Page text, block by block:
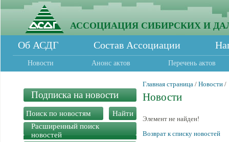
АССОЦИАЦИЯ СИБИРСКИХ И
Об АСДГ Состав Ассоциации
Новости Анонс актов Перечень актов
Подписка на новости
Расширенный поиск
новостей
Главная страница / Новости /
Новости
Элемент не найден!
Возврат к списку новостей